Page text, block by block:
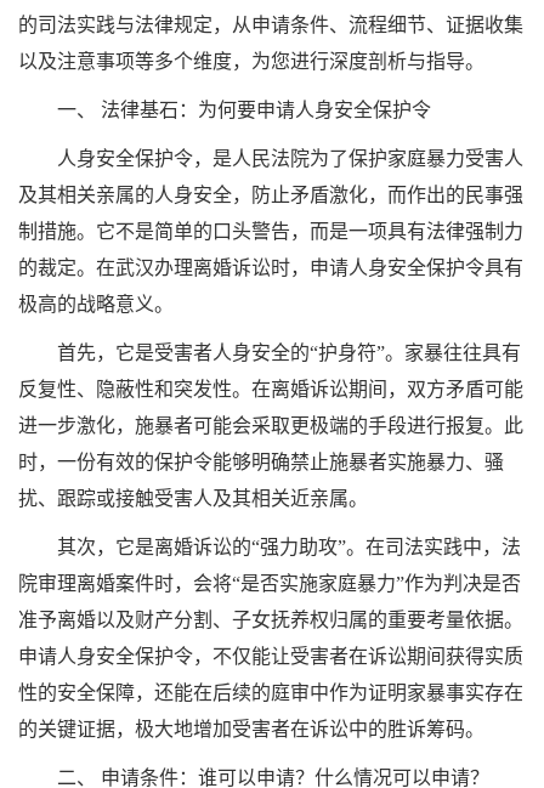
的司法实践与法律规定，从申请条件、流程细节、证据收集
以及注意事项等多个维度，为您进行深度剖析与指导。
一、 法律基石：为何要申请人身安全保护令
人身安全保护令，是人民法院为了保护家庭暴力受害人
及其相关亲属的人身安全，防止矛盾激化，而作出的民事强
制措施。它不是简单的口头警告，而是一项具有法律强制力
的裁定。在武汉办理离婚诉讼时，申请人身安全保护令具有
极高的战略意义。
首先，它是受害者人身安全的“护身符”。家暴往往具有
反复性、隐蔽性和突发性。在离婚诉讼期间，双方矛盾可能
进一步激化，施暴者可能会采取更极端的手段进行报复。此
时，一份有效的保护令能够明确禁止施暴者实施暴力、骚
扰、跟踪或接触受害人及其相关近亲属。
其次，它是离婚诉讼的“强力助攻”。在司法实践中，法
院审理离婚案件时，会将“是否实施家庭暴力”作为判决是否
准予离婚以及财产分割、子女抚养权归属的重要考量依据。
申请人身安全保护令，不仅能让受害者在诉讼期间获得实质
性的安全保障，还能在后续的庭审中作为证明家暴事实存在
的关键证据，极大地增加受害者在诉讼中的胜诉筹码。
二、 申请条件：谁可以申请？什么情况可以申请？